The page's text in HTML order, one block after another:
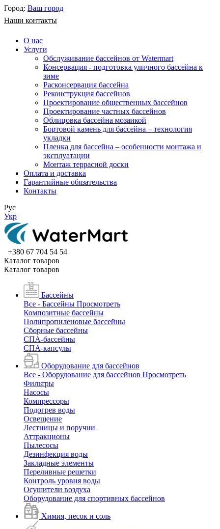
Город: Ваш город
Наши контакты
О нас
Услуги
Обслуживание бассейнов от Watermart
Консервация - подготовка уличного бассейна к
зиме
Расконсервация бассейна
Реконструкция бассейнов
Проектирование общественных бассейнов
Проектирование частных бассейнов
​Облицовка бассейна мозаикой
Бортовой камень для бассейна – технология
укладки
Пленка для бассейна – особенности монтажа и
эксплуатации
Монтаж террасной доски
Оплата и доставка
Гарантийные обязательства
Контакты
Рус
Укр
+380 67 704 54 54
Каталог товаров
Каталог товаров
Бассейны
Все - Бассейны Просмотреть
Композитные бассейны
Полипропиленовые бассейны
Сборные бассейны
СПА-бассейны
СПА-капсулы
Оборудование для бассейнов
Все - Оборудование для бассейнов Просмотреть
Фильтры
Насосы
Компрессоры
Подогрев воды
Освещение
Лестницы и поручни
Аттракционы
Пылесосы
Дезинфекция воды
Закладные элементы
Переливные решетки
Контроль уровня воды
Осушители воздуха
Оборудование для спортивных бассейнов
Химия, песок и соль